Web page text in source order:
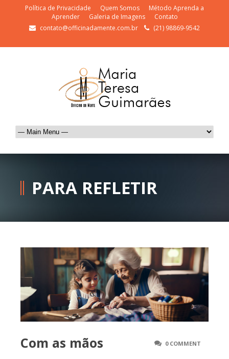
Política de Privacidade Quem Somos
Método Aprenda a
Aprender
Galeria de Imagens
Contato
contato@officinadamente.com.br
(21) 98869-9542
PARA REFLETIR
0 COMMENT
Com as mãos